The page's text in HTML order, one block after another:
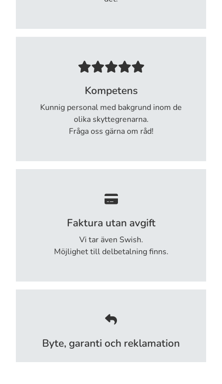
Kompetens
Kunnig personal med bakgrund inom de
olika skyttegrenarna.
Fråga oss gärna om råd!
Faktura utan avgift
Vi tar även Swish.
Möjlighet till delbetalning finns.
Byte, garanti och reklamation